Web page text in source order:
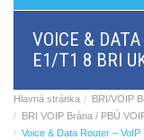
BRI/VOIP
GSM/VOIP
brány
Brány
GSM
produkty
VOICE &
E1/T1 8 BRI
Hlavná stránka
BRI/VOIP
BRI VOIP Brána / PBÚ
Voice & Data Router –